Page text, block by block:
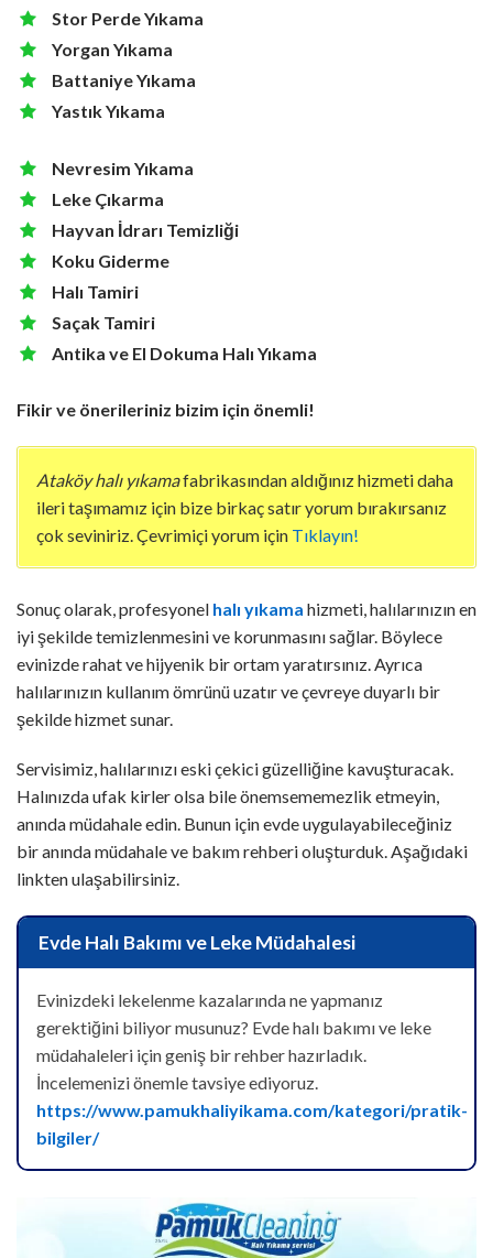
Stor Perde Yıkama
Yorgan Yıkama
Battaniye Yıkama
Yastık Yıkama
Nevresim Yıkama
Leke Çıkarma
Hayvan İdrarı Temizliği
Koku Giderme
Halı Tamiri
Saçak Tamiri
Antika ve El Dokuma Halı Yıkama
Fikir ve önerileriniz bizim için önemli!
Ataköy halı yıkamafabrikasından aldığınız hizmeti daha
ileri taşımamız için bize birkaç satır yorum bırakırsanız
çok seviniriz. Çevrimiçi yorum için Tıklayın!
Sonuç olarak, profesyonel halı yıkama hizmeti, halılarınızın en
iyi şekilde temizlenmesini ve korunmasını sağlar. Böylece
evinizde rahat ve hijyenik bir ortam yaratırsınız. Ayrıca
halılarınızın kullanım ömrünü uzatır ve çevreye duyarlı bir
şekilde hizmet sunar.
Servisimiz, halılarınızı eski çekici güzelliğine kavuşturacak.
Halınızda ufak kirler olsa bile önemsememezlik etmeyin,
anında müdahale edin. Bunun için evde uygulayabileceğiniz
bir anında müdahale ve bakım rehberi oluşturduk. Aşağıdaki
linkten ulaşabilirsiniz.
Evde Halı Bakımı ve Leke Müdahalesi
Evinizdeki lekelenme kazalarında ne yapmanız
gerektiğini biliyor musunuz? Evde halı bakımı ve leke
müdahaleleri için geniş bir rehber hazırladık.
İncelemenizi önemle tavsiye ediyoruz.
https://www.pamukhaliyikama.com/kategori/pratik-
bilgiler/